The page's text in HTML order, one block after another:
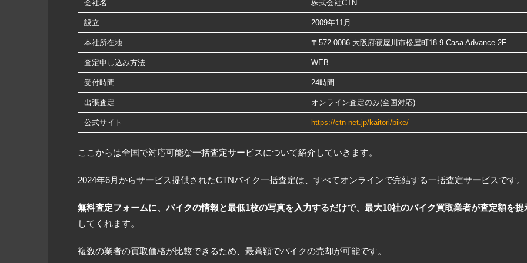
会社名 株式会社CTN
設立 2009年11月
本社所在地 〒572-0086 大阪府寝屋川市松屋町18-9 Casa Advance 2F
査定申し込み方法 WEB
受付時間 24時間
出張査定 オンライン査定のみ(全国対応)
公式サイト https://ctn-net.jp/kaitori/bike/
ここからは全国で対応可能な一括査定サービスについて紹介していきます。
2024年6月からサービス提供されたCTNバイク一括査定は、すべてオンラインで完結する一括査定サービスです。
無料査定フォームに、バイクの情報と最低1枚の写真を入力するだけで、最大10社のバイク買取業者が査定額を提
してくれます。
複数の業者の買取価格が比較できるため、最高額でバイクの売却が可能です。